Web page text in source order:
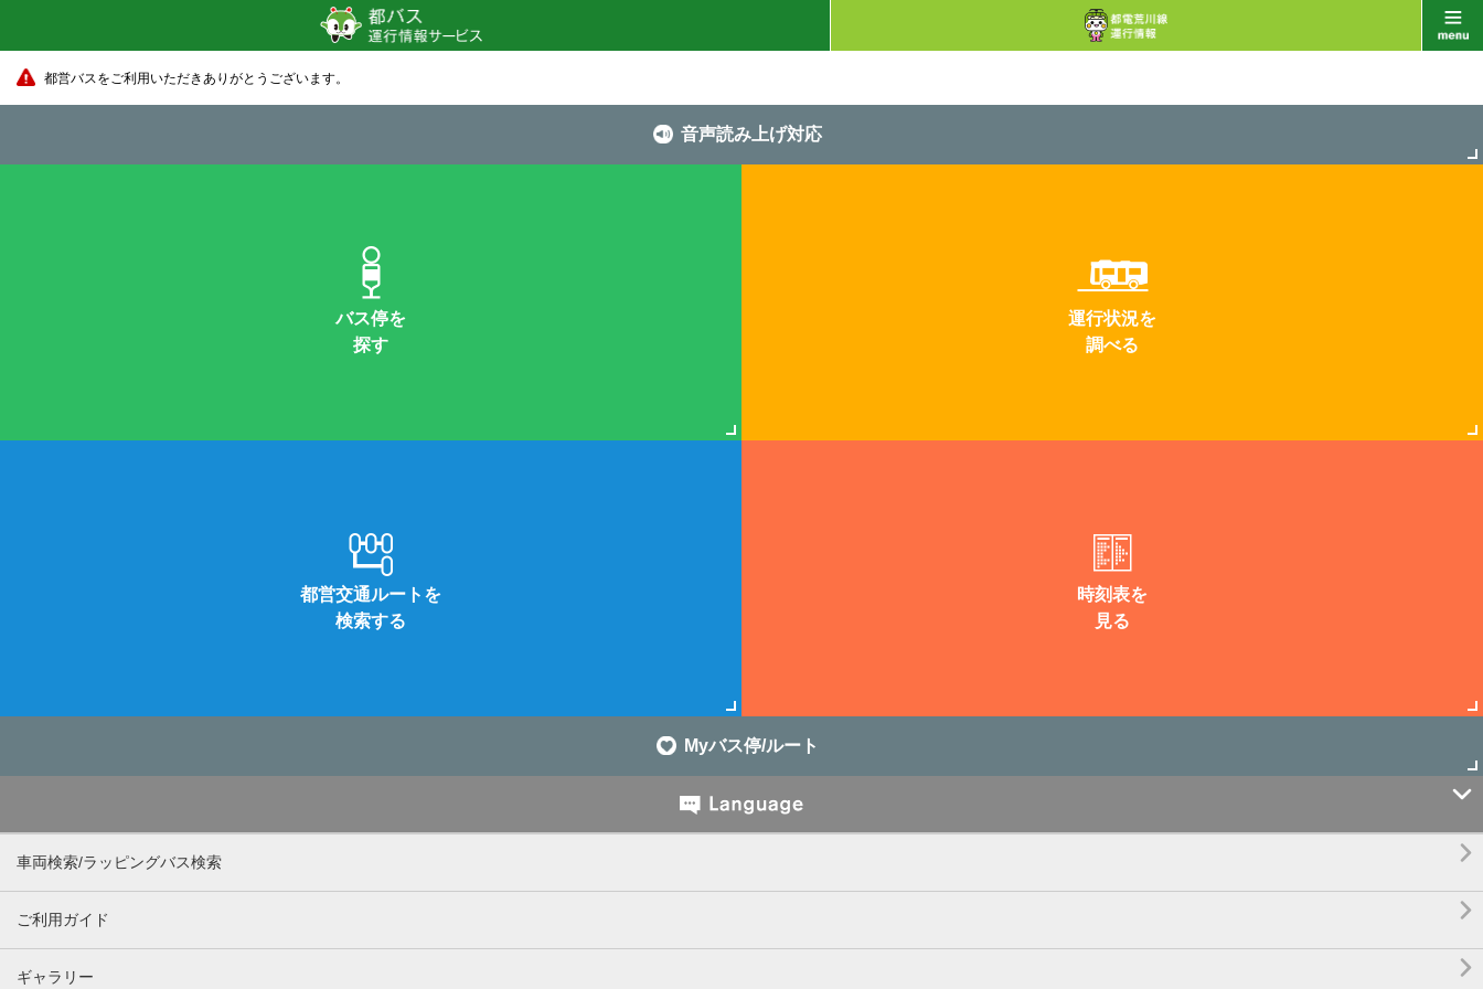
都営バスをご利用いただきありがとうございます。
音声読み上げ対応
バス停を
探す
運行状況を
調べる
都営交通ルートを
検索する
時刻表を
見る
Myバス停/ルート

車両検索/ラッピングバス検索 
ご利用ガイド 
ギャラリー 